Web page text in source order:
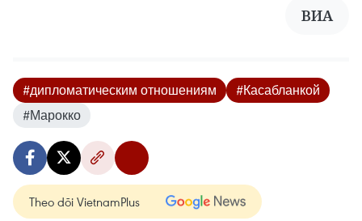
ВИА
#дипломатическим отношениям
#Касабланкой
#Марокко
Theo dõi VietnamPlus